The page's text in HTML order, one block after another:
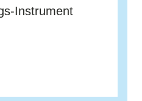
Instrument